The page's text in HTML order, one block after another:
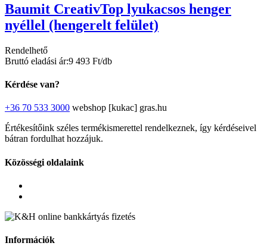
Baumit CreativTop lyukacsos henger
nyéllel (hengerelt felület)
Rendelhető
Bruttó eladási ár:9 493 Ft/db
Kérdése van?
+36 70 533 3000 webshop [kukac] gras.hu
Értékesítőink széles termékismerettel rendelkeznek, így kérdéseivel
bátran fordulhat hozzájuk.
Közösségi oldalaink
Információk